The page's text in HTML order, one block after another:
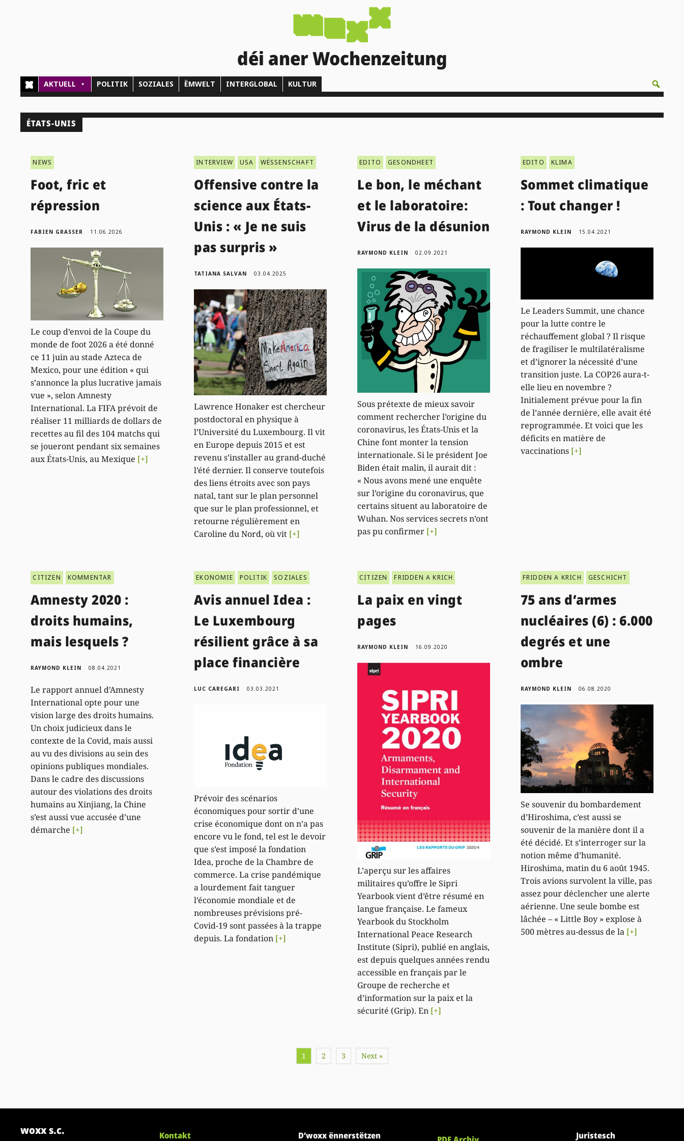
déi aner Wochenzeitung
AKTUELL POLITIK SOZIALES ËMWELT INTERGLOBAL KULTUR
ÉTATS-UNIS
NEWS
Foot, fric et
répression
FABIEN GRASSER 11.06.2026
Le coup d’envoi de la Coupe du
monde de foot 2026 a été donné
ce 11 juin au stade Azteca de
Mexico, pour une édition « qui
s’annonce la plus lucrative jamais
vue », selon Amnesty
International. La FIFA prévoit de
réaliser 11 milliards de dollars de
recettes au fil des 104 matchs qui
se joueront pendant six semaines
aux États-Unis, au Mexique [+]
INTERVIEW USA WËSSENSCHAFT
Offensive contre la
science aux États-
Unis : « Je ne suis
pas surpris »
TATIANA SALVAN 03.04.2025
Lawrence Honaker est chercheur
postdoctoral en physique à
l’Université du Luxembourg. Il vit
en Europe depuis 2015 et est
revenu s’installer au grand-duché
l’été dernier. Il conserve toutefois
des liens étroits avec son pays
natal, tant sur le plan personnel
que sur le plan professionnel, et
retourne régulièrement en
Caroline du Nord, où vit [+]
EDITO GESONDHEET
Le bon, le méchant
et le laboratoire:
Virus de la désunion
RAYMOND KLEIN 02.09.2021
Sous prétexte de mieux savoir
comment rechercher l’origine du
coronavirus, les États-Unis et la
Chine font monter la tension
internationale. Si le président Joe
Biden était malin, il aurait dit :
« Nous avons mené une enquête
sur l’origine du coronavirus, que
certains situent au laboratoire de
Wuhan. Nos services secrets n’ont
pas pu confirmer [+]
EDITO KLIMA
Sommet climatique
: Tout changer !
RAYMOND KLEIN 15.04.2021
Le Leaders Summit, une chance
pour la lutte contre le
réchauffement global ? Il risque
de fragiliser le multilatéralisme
et d’ignorer la nécessité d’une
transition juste. La COP26 aura-t-
elle lieu en novembre ?
Initialement prévue pour la fin
de l’année dernière, elle avait été
reprogrammée. Et voici que les
déficits en matière de
vaccinations [+]
CITIZEN KOMMENTAR
Amnesty 2020 :
droits humains,
mais lesquels ?
RAYMOND KLEIN 08.04.2021
Le rapport annuel d’Amnesty
International opte pour une
vision large des droits humains.
Un choix judicieux dans le
contexte de la Covid, mais aussi
au vu des divisions au sein des
opinions publiques mondiales.
Dans le cadre des discussions
autour des violations des droits
humains au Xinjiang, la Chine
s’est aussi vue accusée d’une
démarche [+]
EKONOMIE POLITIK SOZIALES
Avis annuel Idea :
Le Luxembourg
résilient grâce à sa
place financière
LUC CAREGARI 03.03.2021
Prévoir des scénarios
économiques pour sortir d’une
crise économique dont on n’a pas
encore vu le fond, tel est le devoir
que s’est imposé la fondation
Idea, proche de la Chambre de
commerce. La crise pandémique
a lourdement fait tanguer
l’économie mondiale et de
nombreuses prévisions pré-
Covid-19 sont passées à la trappe
depuis. La fondation [+]
CITIZEN FRIDDEN A KRICH
La paix en vingt
pages
RAYMOND KLEIN 16.09.2020
L’aperçu sur les affaires
militaires qu’offre le Sipri
Yearbook vient d’être résumé en
langue française. Le fameux
Yearbook du Stockholm
International Peace Research
Institute (Sipri), publié en anglais,
est depuis quelques années rendu
accessible en français par le
Groupe de recherche et
d’information sur la paix et la
sécurité (Grip). En [+]
FRIDDEN A KRICH GESCHICHT
75 ans d’armes
nucléaires (6) : 6.000
degrés et une
ombre
RAYMOND KLEIN 06.08.2020
Se souvenir du bombardement
d’Hiroshima, c’est aussi se
souvenir de la manière dont il a
été décidé. Et s’interroger sur la
notion même d’humanité.
Hiroshima, matin du 6 août 1945.
Trois avions survolent la ville, pas
assez pour déclencher une alerte
aérienne. Une seule bombe est
lâchée – « Little Boy » explose à
500 mètres au-dessus de la [+]
1 2 3 Next »
woxx s.c. Kontakt D’woxx ënnerstëtzen Juristesch